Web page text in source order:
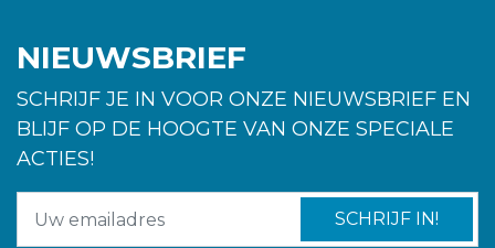
NIEUWSBRIEF
SCHRIJF JE IN VOOR ONZE NIEUWSBRIEF EN
BLIJF OP DE HOOGTE VAN ONZE SPECIALE
ACTIES!
SCHRIJF IN!